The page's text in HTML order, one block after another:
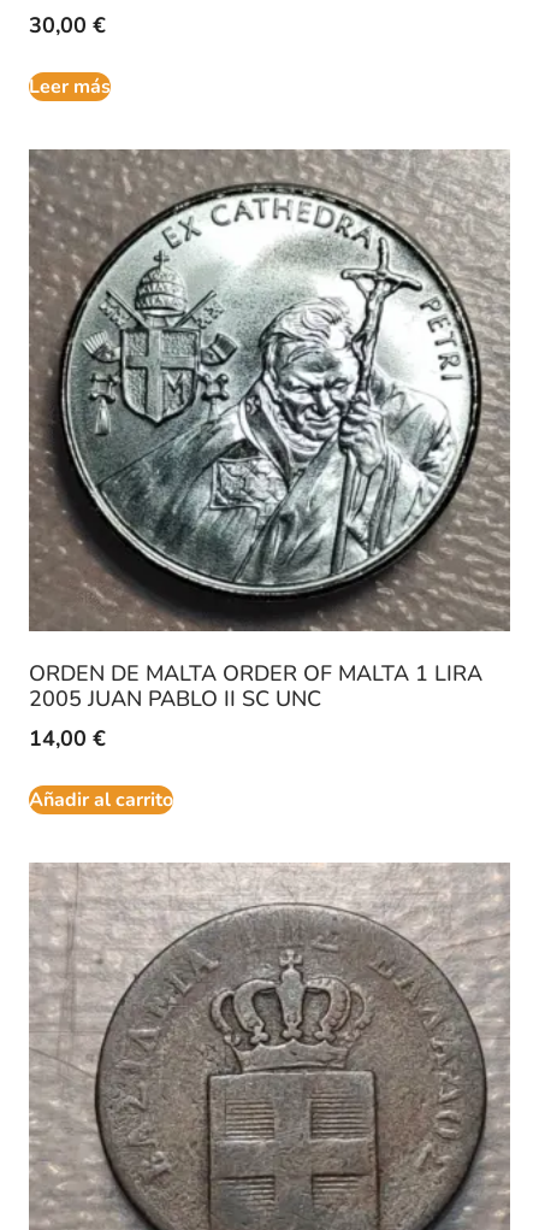
30,00 €
Leer más
ORDEN DE MALTA ORDER OF MALTA 1 LIRA
2005 JUAN PABLO II SC UNC
14,00 €
Añadir al carrito